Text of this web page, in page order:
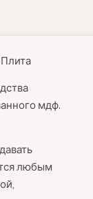
мдф.
любым